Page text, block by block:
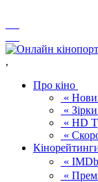
,
Про кіно
«
«
« HD
«
«
«